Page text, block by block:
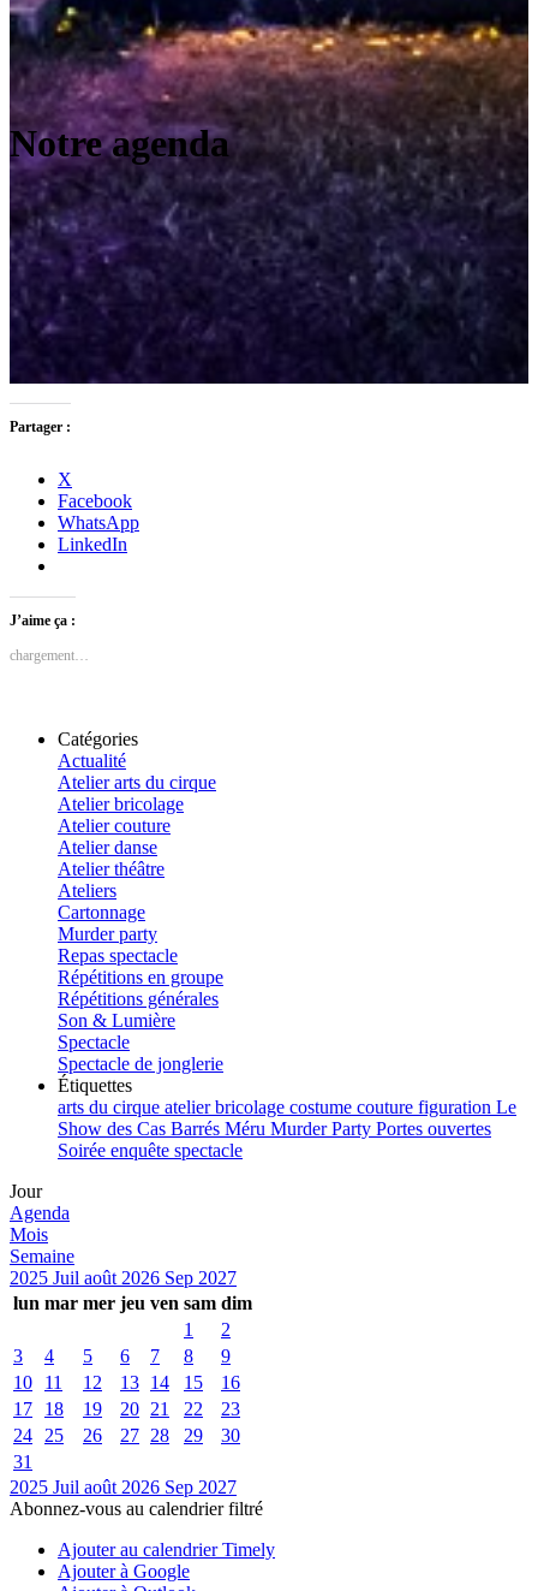
Notre agenda
Partager :
X
Facebook
WhatsApp
LinkedIn
J’aime ça :
chargement…
Catégories
Actualité
Atelier arts du cirque
Atelier bricolage
Atelier couture
Atelier danse
Atelier théâtre
Ateliers
Cartonnage
Murder party
Repas spectacle
Répétitions en groupe
Répétitions générales
Son & Lumière
Spectacle
Spectacle de jonglerie
Étiquettes
arts du cirque atelierbricolage costume couture figuration Le
Show des Cas Barrés Méru Murder Party Portes ouvertes
Soirée enquête spectacle
Jour
Agenda
Mois
Semaine
2025 Juil août 2026 Sep 2027
lun mar mer jeu ven sam dim
1
2
3
4 5 6 7 8
9
10
11 12 13 14 15
16
17
18 19 20 21 22
23
24
25 26 27 28 29
30
31
2025 Juil août 2026 Sep 2027
Abonnez-vous au calendrier filtré
Ajouter au calendrier Timely
Ajouter à Google